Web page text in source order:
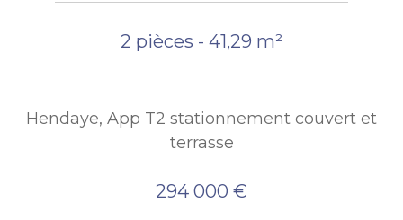
2 pièces - 41,29 m²
Hendaye, App T2 stationnement couvert et
terrasse
294 000 €